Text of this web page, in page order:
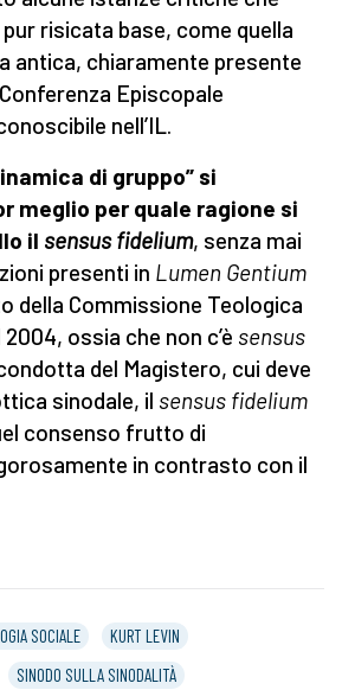
risicata base, come quella
antica, chiaramente presente
Episcopale
nell’IL.
di gruppo” si
meglio per quale ragione si
il sensus fidelium, senza mai
presenti in Lumen Gentium
della Commissione Teologica
ossia che non c’è sensus
del Magistero, cui deve
sinodale, il sensus fidelium
consenso frutto di
in contrasto con il
SOCIALE
KURT LEVIN
SINODO SULLA SINODALITÀ